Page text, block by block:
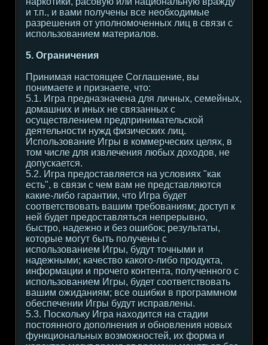
и т.п., и вами получены все необходимые
разрешения от уполномоченных лиц в связи с
использованием материалов.
5. Ограничения
Принимая настоящее Соглашение, вы
понимаете и признаете, что:
5.1. Игра предназначена для личных, семейных,
домашних и иных не связанных с
осуществлением предпринимательской
деятельности нужд физических лиц.
Использование Игры в коммерческих целях, в
том числе для извлечения любых доходов, не
допускается.
5.2. Игра предоставляется на условиях "как
есть", в связи с чем вам не представляются
какие-либо гарантии, что Игра будет
соответствовать вашим требованиям; доступ к
ней будет предоставляться непрерывно,
быстро, надежно и без ошибок; результаты,
которые могут быть получены с
использованием Игры, будут точными и
надежными; качество какого-либо продукта,
информации и прочего контента, полученного с
использованием Игры, будет соответствовать
вашим ожиданиям; все ошибки в программном
обеспечении Игры будут исправлены.
5.3. Поскольку Игра находится на стадии
постоянного дополнения и обновления новых
функциональных возможностей, их форма и